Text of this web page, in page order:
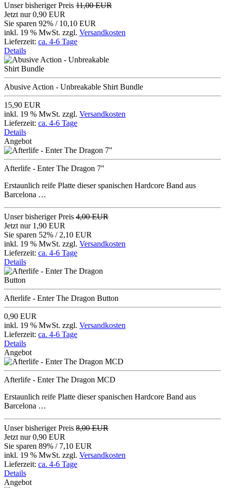
Unser bisheriger Preis 11,00 EUR
Jetzt nur0,90 EUR
Sie sparen 92% / 10,10 EUR
inkl. 19 % MwSt. zzgl. Versandkosten
Lieferzeit: ca. 4-6 Tage
Details
Abusive Action - Unbreakable Shirt Bundle
15,90 EUR
inkl. 19 % MwSt. zzgl. Versandkosten
Lieferzeit: ca. 4-6 Tage
Details
Angebot
Afterlife - Enter The Dragon 7"
Erstaunlich reife Platte dieser spanischen Hardcore Band aus
Barcelona …
Unser bisheriger Preis 4,00 EUR
Jetzt nur 1,90 EUR
Sie sparen 52% / 2,10 EUR
inkl. 19 % MwSt. zzgl. Versandkosten
Lieferzeit: ca. 4-6 Tage
Details
Afterlife - Enter The Dragon Button
0,90 EUR
inkl. 19 % MwSt. zzgl. Versandkosten
Lieferzeit: ca. 4-6 Tage
Details
Angebot
Afterlife - Enter The Dragon MCD
Erstaunlich reife Platte dieser spanischen Hardcore Band aus
Barcelona …
Unser bisheriger Preis 8,00 EUR
Jetzt nur0,90 EUR
Sie sparen 89% / 7,10 EUR
inkl. 19 % MwSt. zzgl. Versandkosten
Lieferzeit: ca. 4-6 Tage
Details
Angebot